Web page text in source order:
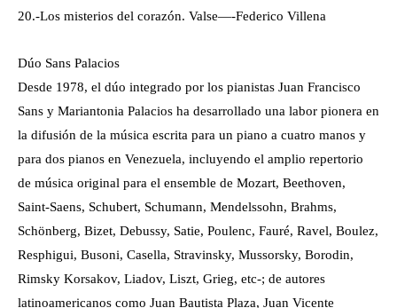
20.-Los misterios del corazón. Valse—-Federico Villena
Dúo Sans Palacios
Desde 1978, el dúo integrado por los pianistas Juan Francisco
Sans y Mariantonia Palacios ha desarrollado una labor pionera en
la difusión de la música escrita para un piano a cuatro manos y
para dos pianos en Venezuela, incluyendo el amplio repertorio
de música original para el ensemble de Mozart, Beethoven,
Saint-Saens, Schubert, Schumann, Mendelssohn, Brahms,
Schönberg, Bizet, Debussy, Satie, Poulenc, Fauré, Ravel, Boulez,
Resphigui, Busoni, Casella, Stravinsky, Mussorsky, Borodin,
Rimsky Korsakov, Liadov, Liszt, Grieg, etc-; de autores
latinoamericanos como Juan Bautista Plaza, Juan Vicente